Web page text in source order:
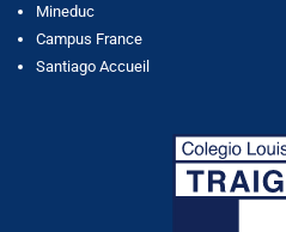
Mineduc
Campus France
Santiago Accueil